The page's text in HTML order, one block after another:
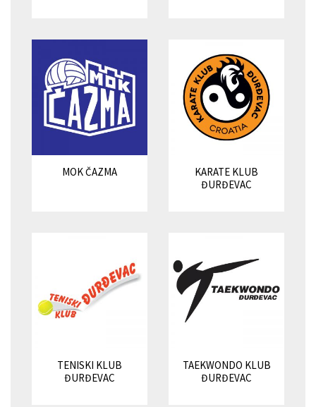
MOK ČAZMA
KARATE KLUB
ĐURĐEVAC
TENISKI KLUB
ĐURĐEVAC
TAEKWONDO KLUB
ĐURĐEVAC